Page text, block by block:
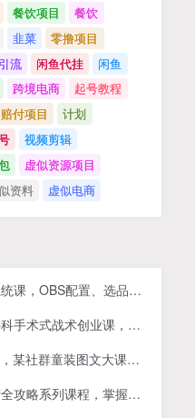
餐饮项目
餐饮
韭菜
零撸项目
流 闲鱼代挂
闲鱼
跨境电商
起号教程
赔付项目
计划
视频剪辑
虚似资源项目
资料 虚似电商
品策略、智能场控，新手轻松搭建，日收益破千
课，简单粗暴直接，真正的战术实战课
起号涨粉、AI童装带货、爆款选品，无需出镜和拍摄
，掌握短视频创收秘籍，实现财富自由